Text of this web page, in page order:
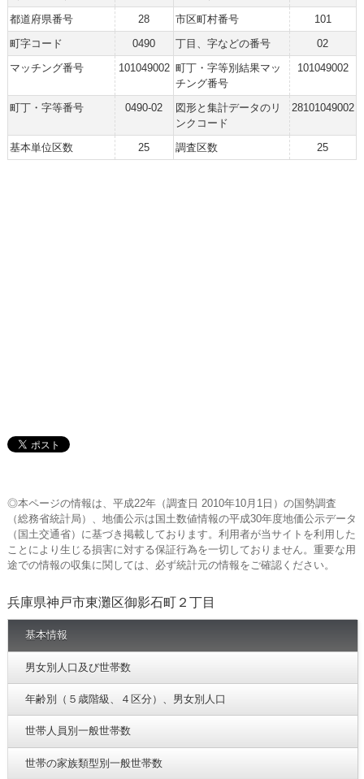
都道府県番号
28 市区町村番号
101
町字コード
0490 丁目、字などの番号
02
マッチング番号
101049002 町丁・字等別結果マッ
チング番号
101049002
町丁・字等番号 0490-02
図形と集計データのリ
ンクコード
28101049002
基本単位区数 25 調査区数 25
◎本ページの情報は、平成22年（調査日 2010年10月1日）の国勢調査
（総務省統計局）、地価公示は国土数値情報の平成30年度地価公示データ
（国土交通省）に基づき掲載しております。利用者が当サイトを利用した
ことにより生じる損害に対する保証行為を一切しておりません。重要な用
途での情報の収集に関しては、必ず統計元の情報をご確認ください。
兵庫県神戸市東灘区御影石町２丁目
基本情報
男女別人口及び世帯数
年齢別（５歳階級、４区分）、男女別人口
世帯人員別一般世帯数
世帯の家族類型別一般世帯数